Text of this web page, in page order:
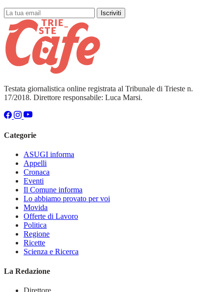
Iscriviti
Testata giornalistica online registrata al Tribunale di Trieste n.
17/2018. Direttore responsabile: Luca Marsi.
Categorie
ASUGI informa
Appelli
Cronaca
Eventi
Il Comune informa
Lo abbiamo provato per voi
Movida
Offerte di Lavoro
Politica
Regione
Ricette
Scienza e Ricerca
La Redazione
Direttore